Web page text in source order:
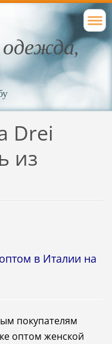
Drei
из
в Италии на
покупателям
оптом женской